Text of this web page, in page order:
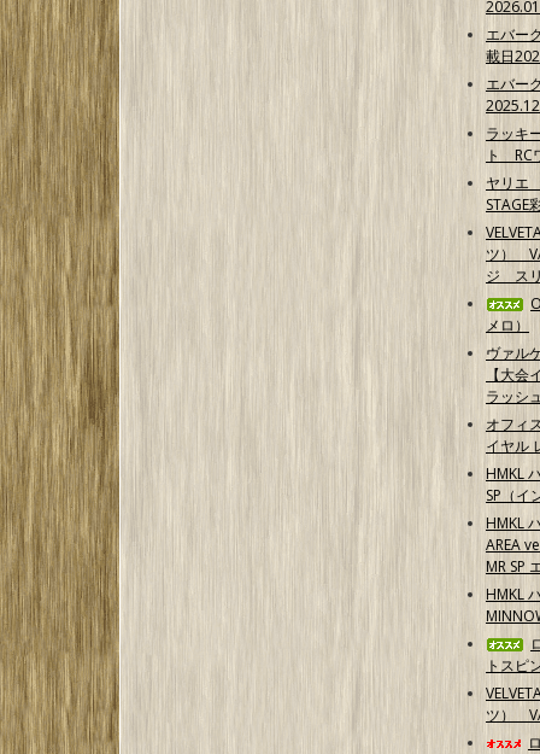
エバー
載日
エバー
ラッキ
ト RC
ヤリエ
STAGE
ツ）
ジ ス
メロ）
ヴァル
【大会
ラッシ
オフィ
イヤル
HMKL
SP（イ
HMKL
AREA
MR SP
HMKL
トスピ
ツ）